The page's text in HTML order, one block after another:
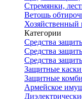
Стремянки,
Ветошь
Хозяйственный
Категории
Средства
Средства
Средства
Защитные каски
Защитные
Армейское